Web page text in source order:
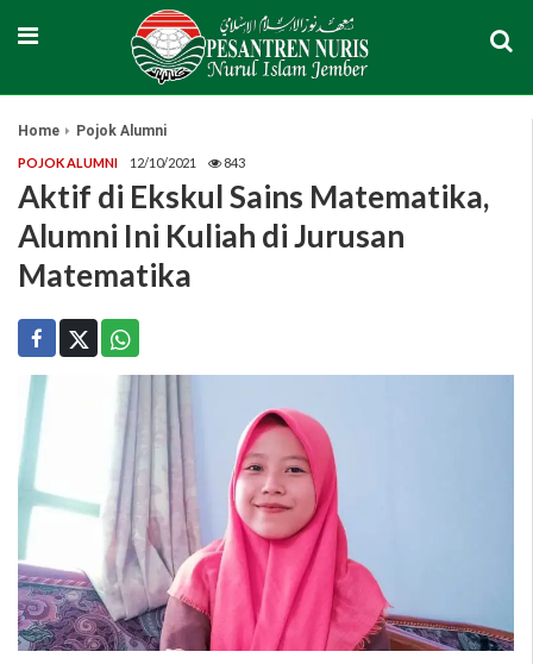
Home Pojok Alumni
POJOK ALUMNI 12/10/2021 843
Aktif di Ekskul Sains Matematika,
Alumni Ini Kuliah di Jurusan
Matematika